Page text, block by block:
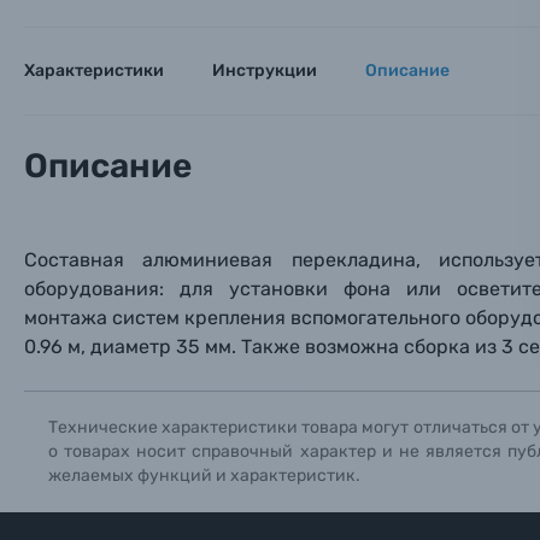
Электроника
Фоторамки
Фотоальбомы
Книги о фотографии, альбомы известных
Солнцезащитные очки
Характеристики Инструкции Описание
Описание
Составная алюминиевая перекладина, и
оборудования: для установки фона или
монтажа систем крепления вспомогательного
0.96 м, диаметр 35 мм. Также возможна сборка из 3
Технические характеристики товара могут отличаться
о товарах носит справочный характер и не является
желаемых функций и характеристик.